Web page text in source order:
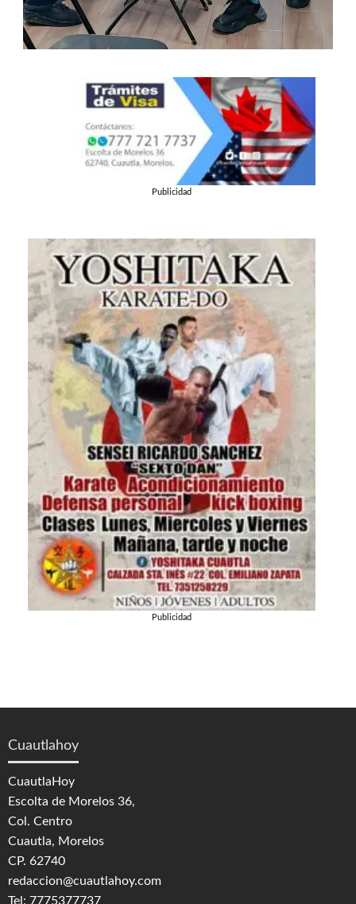
Publicidad
Publicidad
Cuautlahoy
CuautlaHoy
Escolta de Morelos 36,
Col. Centro
Cuautla, Morelos
CP. 62740
redaccion@cuautlahoy.com
Tel: 7775377737